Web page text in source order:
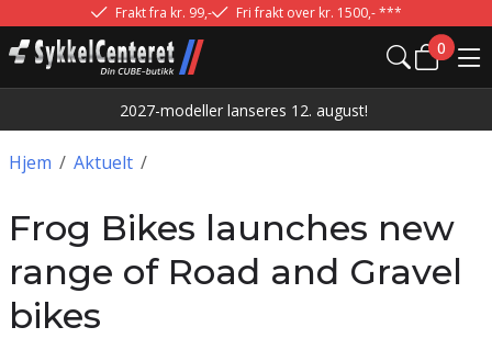
Frakt fra kr. 99,- Fri frakt over kr. 1500,- ***
0
2027-modeller lanseres 12. august!
/
Hjem /
Aktuelt
Frog Bikes launches new
range of Road and Gravel
bikes